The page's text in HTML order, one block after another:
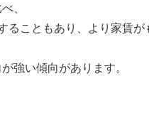
、
ることもあり、より家賃が
強い傾向があります。